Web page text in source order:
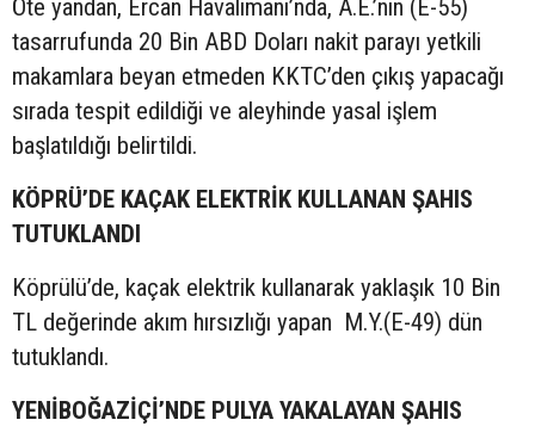
Öte yandan, Ercan Havalimanı’nda, A.E.’nin (E-55)
tasarrufunda 20 Bin ABD Doları nakit parayı yetkili
makamlara beyan etmeden KKTC’den çıkış yapacağı
sırada tespit edildiği ve aleyhinde yasal işlem
başlatıldığı belirtildi.
KÖPRÜ’DE KAÇAK ELEKTRİK KULLANAN ŞAHIS
TUTUKLANDI
Köprülü’de, kaçak elektrik kullanarak yaklaşık 10 Bin
TL değerinde akım hırsızlığı yapan M.Y.(E-49) dün
tutuklandı.
YENİBOĞAZİÇİ’NDE PULYA YAKALAYAN ŞAHIS